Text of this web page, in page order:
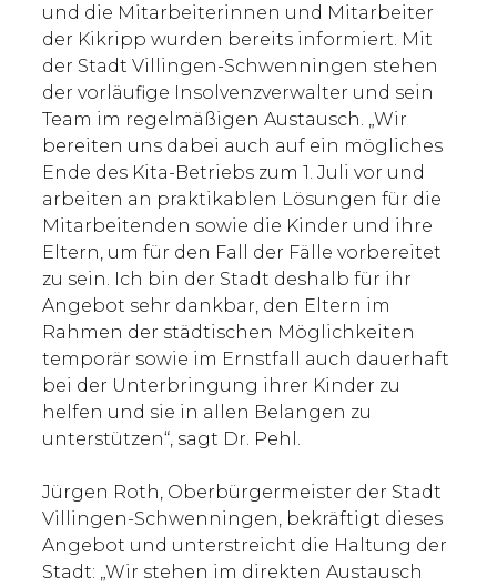
und die Mitarbeiterinnen und Mitarbeiter
der Kikripp wurden bereits informiert. Mit
der Stadt Villingen-Schwenningen stehen
der vorläufige Insolvenzverwalter und sein
Team im regelmäßigen Austausch. „Wir
bereiten uns dabei auch auf ein mögliches
Ende des Kita-Betriebs zum 1. Juli vor und
arbeiten an praktikablen Lösungen für die
Mitarbeitenden sowie die Kinder und ihre
Eltern, um für den Fall der Fälle vorbereitet
zu sein. Ich bin der Stadt deshalb für ihr
Angebot sehr dankbar, den Eltern im
Rahmen der städtischen Möglichkeiten
temporär sowie im Ernstfall auch dauerhaft
bei der Unterbringung ihrer Kinder zu
helfen und sie in allen Belangen zu
unterstützen“, sagt Dr. Pehl.
Jürgen Roth, Oberbürgermeister der Stadt
Villingen-Schwenningen, bekräftigt dieses
Angebot und unterstreicht die Haltung der
Stadt: „Wir stehen im direkten Austausch